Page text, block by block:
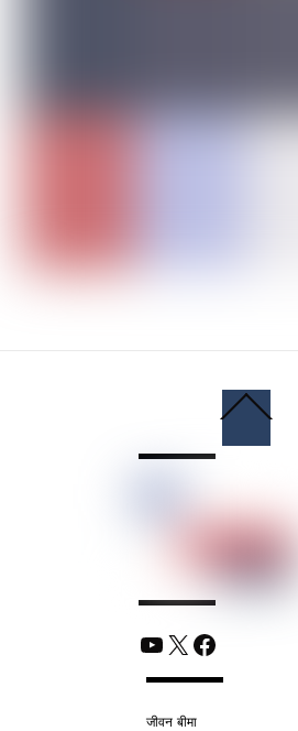
To
YouTube
X Facebook
जीवन बीमा